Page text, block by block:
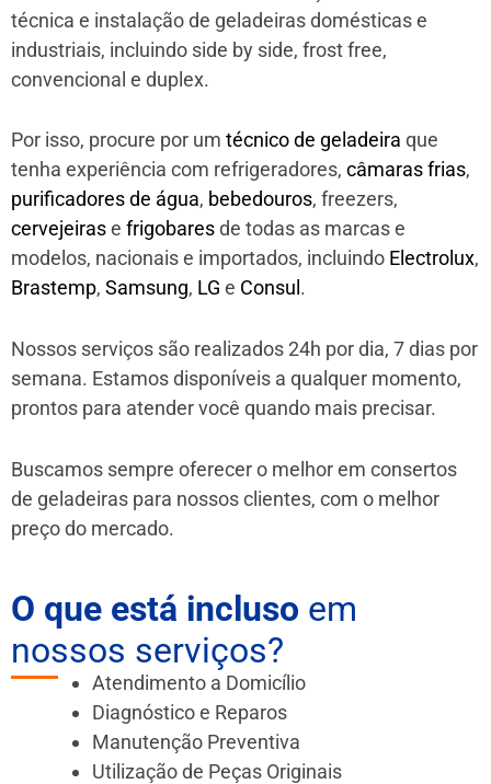
técnica e instalação de geladeiras domésticas e
industriais, incluindo side by side, frost free,
convencional e duplex.
Por isso, procure por um técnico de geladeira que
tenha experiência com refrigeradores, câmaras frias,
purificadores de água, bebedouros, freezers,
cervejeirase frigobaresde todas as marcas e
modelos, nacionais e importados, incluindo Electrolux,
Brastemp, Samsung, LG e Consul .
Nossos serviços são realizados 24h por dia, 7 dias por
semana. Estamos disponíveis a qualquer momento,
prontos para atender você quando mais precisar.
Buscamos sempre oferecer o melhor em consertos
de geladeiras para nossos clientes, com o melhor
preço do mercado.
O que está incluso em
nossos serviços?
Atendimento a Domicílio
Diagnóstico e Reparos
Manutenção Preventiva
Utilização de Peças Originais